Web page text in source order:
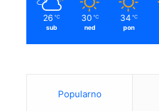
26 ℃
sub
30 ℃
ned
34 ℃
pon
Popularno